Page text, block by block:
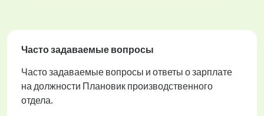
Часто задаваемые вопросы
Часто задаваемые вопросы и ответы о зарплате
на должности Плановик производственного
отдела.